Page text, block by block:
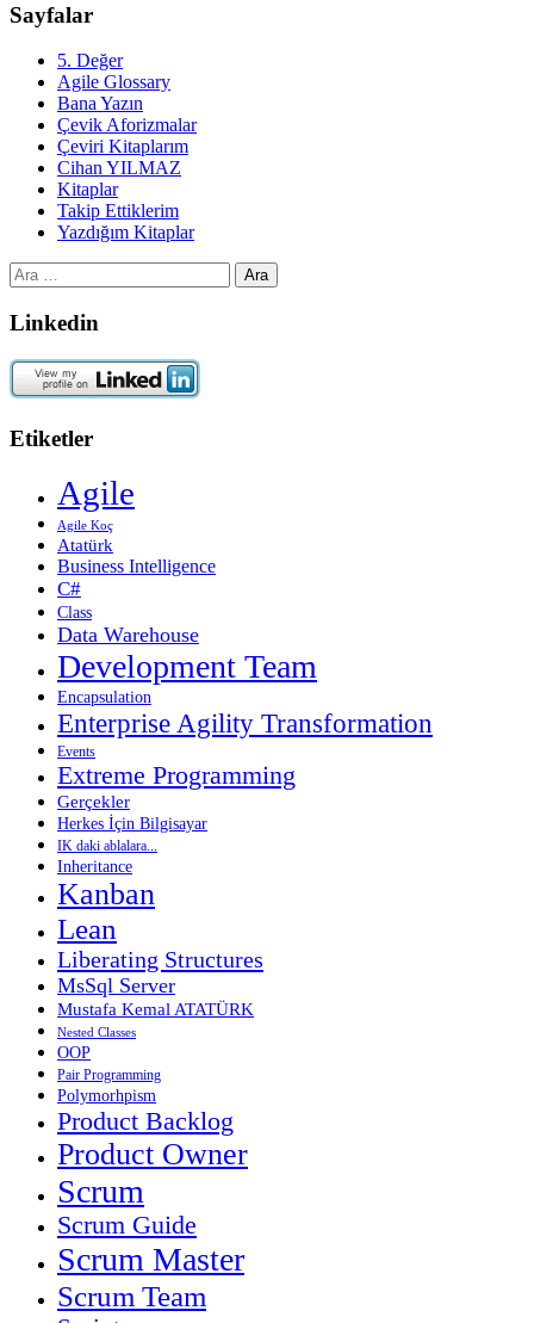
Sayfalar
5. Değer
Agile Glossary
Bana Yazın
Çevik Aforizmalar
Çeviri Kitaplarım
Cihan YILMAZ
Kitaplar
Takip Ettiklerim
Yazdığım Kitaplar
Arama:
Linkedin
Etiketler
Agile
Agile Koç
Atatürk
Business Intelligence
C#
Class
Data Warehouse
Development Team
Encapsulation
Enterprise Agility Transformation
Events
Extreme Programming
Gerçekler
Herkes İçin Bilgisayar
IK daki ablalara...
Inheritance
Kanban
Lean
Liberating Structures
MsSql Server
Mustafa Kemal ATATÜRK
Nested Classes
OOP
Pair Programming
Polymorhpism
Product Backlog
Product Owner
Scrum
Scrum Guide
Scrum Master
Scrum Team